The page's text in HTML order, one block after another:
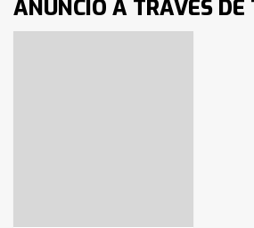
ANUNCIO A TRAVÉS